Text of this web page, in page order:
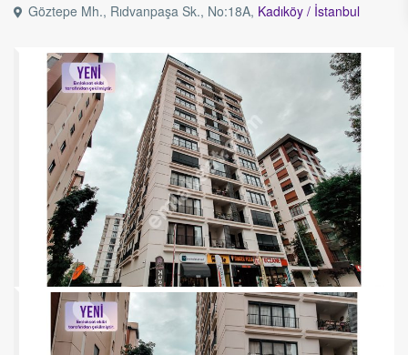
Göztepe Mh., Rıdvanpaşa Sk., No:18A, Kadıköy / İstanbul